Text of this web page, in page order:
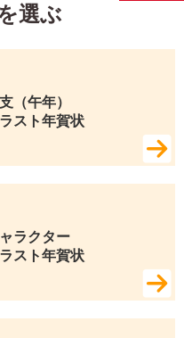
選ぶ
（午年）
スト年賀状
ラクター
スト年賀状